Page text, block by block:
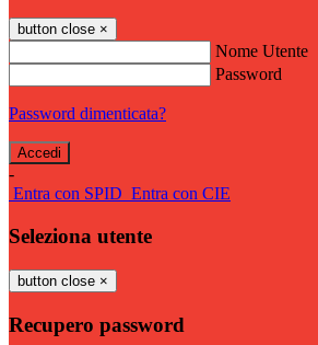
button close ×
Nome Utente
Password
Password dimenticata?
-
Entra con SPID Entra con CIE
Seleziona utente
button close ×
Recupero password